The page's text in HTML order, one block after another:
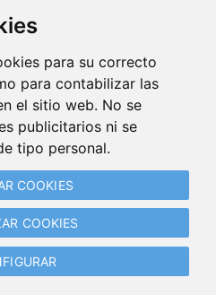
para su correcto
para contabilizar las
el sitio web. No se
publicitarios ni se
tipo personal.
COOKIES
COOKIES
LEGAL
DE COOKIES
COOKIES